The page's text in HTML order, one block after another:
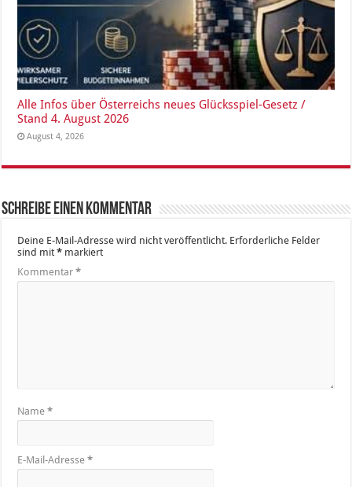
Alle Infos über Österreichs neues Glücksspiel-Gesetz /
Stand 4. August 2026
August 4, 2026
Schreibe einen Kommentar
Deine E-Mail-Adresse wird nicht veröffentlicht. Erforderliche Felder
sind mit* markiert
Kommentar*
Name*
E-Mail-Adresse*